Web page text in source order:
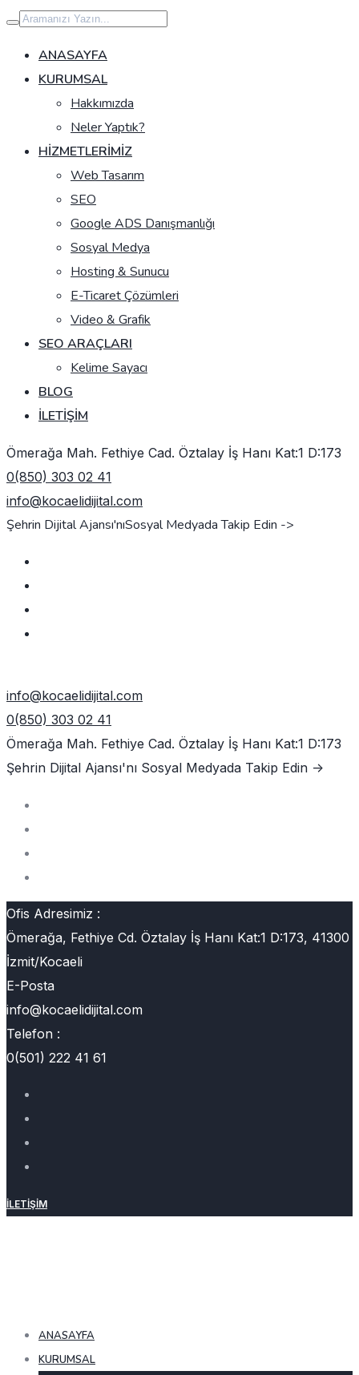
İçeriğe
geç
ANASAYFA
KURUMSAL
Hakkımızda
Neler Yaptık?
HIZMETLERIMIZ
Web Tasarım
SEO
Google ADS Danışmanlığı
Sosyal Medya
Hosting & Sunucu
E-Ticaret Çözümleri
Video & Grafik
SEO ARAÇLARI
Kelime Sayacı
BLOG
İLETIŞIM
Ömerağa Mah. Fethiye Cad. Öztalay İş Hanı Kat:1 D:173
0(850) 303 02 41
info@kocaelidijital.com
Şehrin Dijital Ajansı'nıSosyal Medyada Takip Edin ->
info@kocaelidijital.com
0(850) 303 02 41
Ömerağa Mah. Fethiye Cad. Öztalay İş Hanı Kat:1 D:173
Şehrin Dijital Ajansı'nı Sosyal Medyada Takip Edin ->
Ofis Adresimiz :
Ömerağa, Fethiye Cd. Öztalay İş Hanı Kat:1 D:173, 41300
İzmit/Kocaeli
E-Posta
info@kocaelidijital.com
Telefon :
0(501) 222 41 61
İLETIŞIM
ANASAYFA
KURUMSAL